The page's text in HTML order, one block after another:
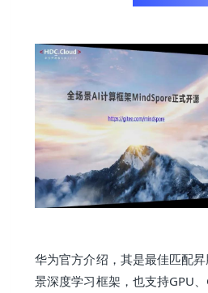
华为官方介绍，其是最佳匹配
景深度学习框架，也支持GPU